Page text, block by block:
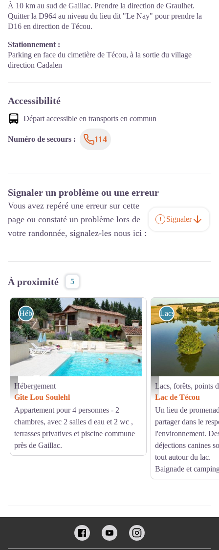
À 10 km au sud de Gaillac. Prendre la direction de Graulhet.
Quitter la D964 au niveau du lieu dit "Le Nay" pour prendre la
D16 en direction de Técou.
Stationnement :
Parking en face du cimetière de Técou, à la sortie du village
direction Cadalen
Accessibilité
Départ accessible en transports en commun
Numéro de secours : 114
Signaler un problème ou une erreur
Vous avez repéré une erreur sur cette
page ou constaté un problème lors de
votre randonnée, signalez-les nous ici :
Signaler
À proximité 5
photo générale extérieurs - Cadalen - Tarn - Clévacances
Hébergement
Hébergement
Gîte Lou Soulehl
Appartement pour 4 personnes - 2
chambres, avec 2 salles d eau et 2 wc ,
terrasses privatives et piscine commune
près de Gaillac.
Lac de Técou_Técou -
Lacs, forêts,
Lacs, forêts, points
Lac de Técou
Un lieu de
partager dans le
l'environnement.
déjections canines
tout autour du lac.
Baignade et